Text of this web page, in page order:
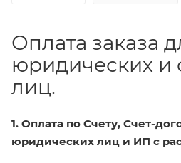
Оплата заказа
юридических и
лиц.
1. Оплата по Счету, Счет-
юридических лиц и ИП с